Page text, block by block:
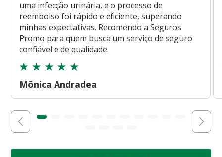
uma infecção urinária, e o processo de
reembolso foi rápido e eficiente, superando
minhas expectativas. Recomendo a Seguros
Promo para quem busca um serviço de seguro
confiável e de qualidade.
Mônica Andradea